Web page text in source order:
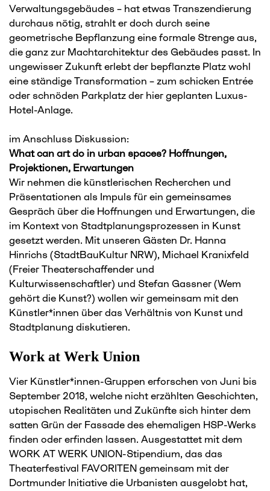
Verwaltungsgebäudes – hat etwas Transzendierung
durchaus nötig, strahlt er doch durch seine
geometrische Bepflanzung eine formale Strenge aus,
die ganz zur Machtarchitektur des Gebäudes passt. In
ungewisser Zukunft erlebt der bepflanzte Platz wohl
eine ständige Transformation – zum schicken Entrée
oder schnöden Parkplatz der hier geplanten Luxus-
Hotel-Anlage.
im Anschluss Diskussion:
What can art do in urban spaces? Hoffnungen,
Projektionen, Erwartungen
Wir nehmen die künstlerischen Recherchen und
Präsentationen als Impuls für ein gemeinsames
Gespräch über die Hoffnungen und Erwartungen, die
im Kontext von Stadtplanungsprozessen in Kunst
gesetzt werden. Mit unseren Gästen Dr. Hanna
Hinrichs (StadtBauKultur NRW), Michael Kranixfeld
(Freier Theaterschaffender und
Kulturwissenschaftler) und Stefan Gassner (Wem
gehört die Kunst?) wollen wir gemeinsam mit den
Künstler*innen über das Verhältnis von Kunst und
Stadtplanung diskutieren.
Work at Werk Union
Vier Künstler*innen-Gruppen erforschen von Juni bis
September 2018, welche nicht erzählten Geschichten,
utopischen Realitäten und Zukünfte sich hinter dem
satten Grün der Fassade des ehemaligen HSP-Werks
finden oder erfinden lassen. Ausgestattet mit dem
WORK AT WERK UNION-Stipendium, das das
Theaterfestival FAVORITEN gemeinsam mit der
Dortmunder Initiative die Urbanisten ausgelobt hat,